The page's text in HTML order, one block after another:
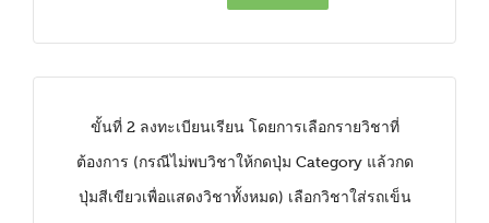
ขั้นที่ 2 ลงทะเบียนเรียน โดยการเลือกรายวิชาที่
ต้องการ (กรณีไม่พบวิชาให้กดปุ่ม Category แล้วกด
ปุ่มสีเขียวเพื่อแสดงวิชาทั้งหมด) เลือกวิชาใส่รถเข็น